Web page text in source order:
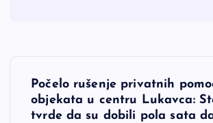
NPočelo rušenje privatnih
objekata u centru Lukavca:
tvrde da su dobili pola sata